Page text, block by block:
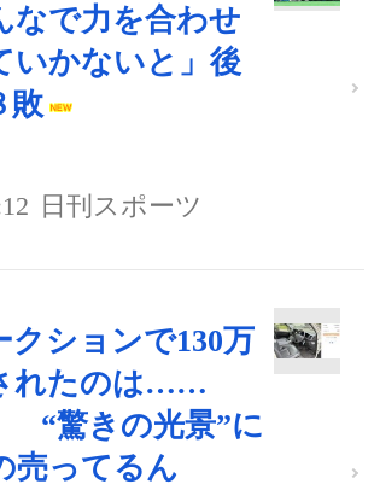
なで力を合わせ
いかないと」後
敗
日刊スポーツ
クションで130万
れたのは……
“驚きの光景”に
売ってるん